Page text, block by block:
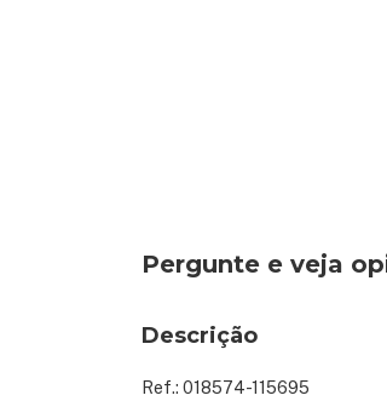
Pergunte e veja
Descrição
Ref.: 018574-115695